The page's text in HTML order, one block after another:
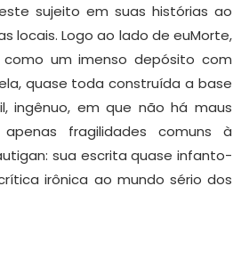
sujeito em suas histórias ao
locais. Logo ao lado de euMorte,
como um imenso depósito com
quase toda construída a base
ingênuo, em que não há maus
fragilidades comuns à
sua escrita quase infanto-
irônica ao mundo sério dos